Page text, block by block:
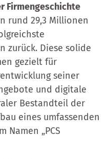
Firmengeschichte
rund 29,3 Millionen
zurück. Diese solide
gezielt für
seiner
und digitale
Bestandteil der
eines umfassenden
„PCS